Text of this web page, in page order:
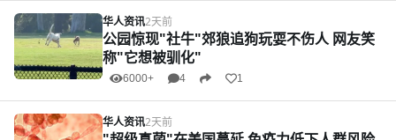
华人资讯2天前
公园惊现"社牛"郊狼追狗玩耍不伤人 网友笑
称"它想被驯化"
6000+ 4 1
华人资讯2天前